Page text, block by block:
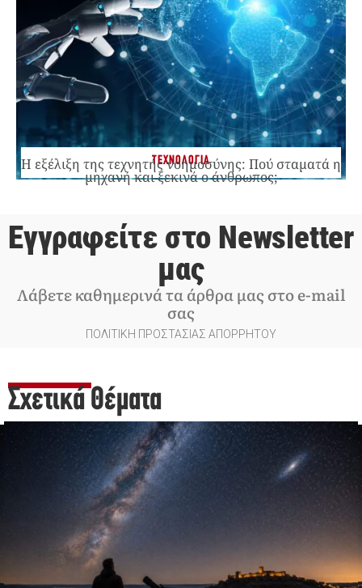
ΤΕΧΝΟΛΟΓΙΑ
Η εξέλιξη της τεχνητής νοημοσύνης: Πού σταματά η
μηχανή και ξεκινά ο άνθρωπος;
Εγγραφείτε στο Newsletter
μας
Λάβετε καθημερινά τα άρθρα μας στο e-mail
σας
ΠΟΛΙΤΙΚΗ ΠΡΟΣΤΑΣΙΑΣ ΑΠΟΡΡΗΤΟΥ
Σχετικά Θέματα